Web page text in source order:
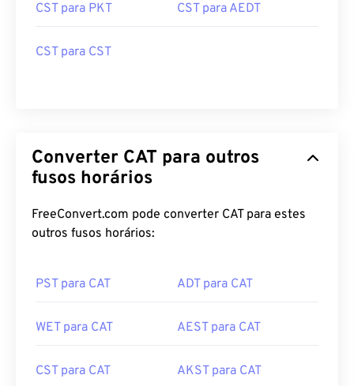
CST para PKT CST para AEDT
CST para CST
Converter CAT para outros
fusos horários
FreeConvert.com pode converter CAT para estes
outros fusos horários:
PST para CAT ADT para CAT
WET para CAT AEST para CAT
CST para CAT AKST para CAT